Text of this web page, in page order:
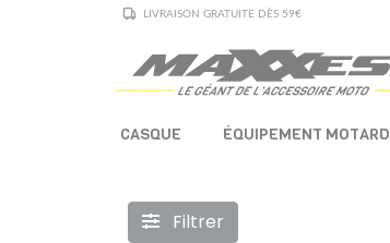
LIVRAISON GRATUITE DÈS 59€
CASQUE ÉQUIPEMENT MOTARD
Filtrer